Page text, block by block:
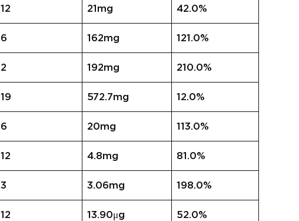
12 21mg 42.0%
6 162mg 121.0%
2 192mg 210.0%
19 572.7mg 12.0%
6 20mg 113.0%
12 4.8mg 81.0%
3 3.06mg 198.0%
12 13.90μg 52.0%